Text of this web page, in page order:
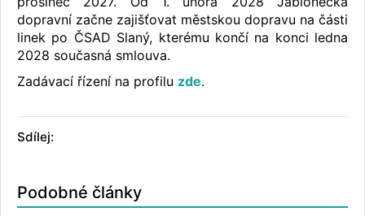
dopravní začne zajišťovat městskou dopravu na části
linek po ČSAD Slaný, kterému končí na konci ledna
2028 současná smlouva.
Zadávací řízení na profilu zde.
Sdílej:
Podobné články